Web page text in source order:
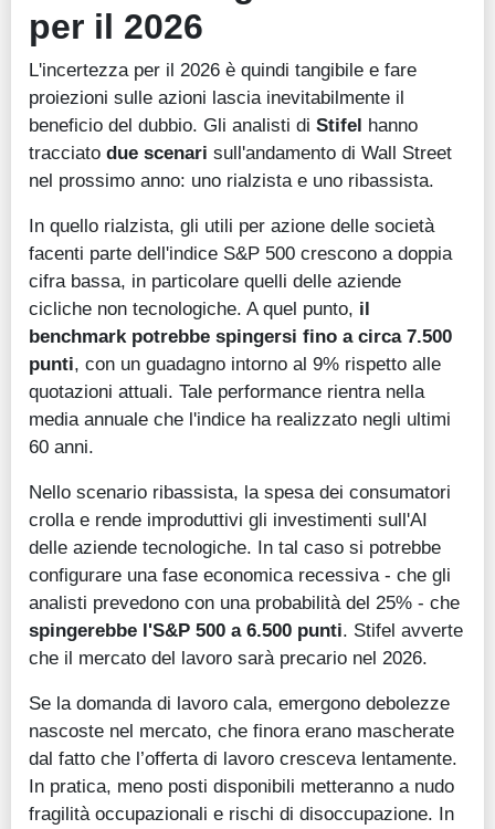
per il 2026
L'incertezza per il 2026 è quindi tangibile e fare
proiezioni sulle azioni lascia inevitabilmente il
beneficio del dubbio. Gli analisti di Stifel hanno
tracciato due scenari sull'andamento di Wall Street
nel prossimo anno: uno rialzista e uno ribassista.
In quello rialzista, gli utili per azione delle società
facenti parte dell'indice S&P 500 crescono a doppia
cifra bassa, in particolare quelli delle aziende
cicliche non tecnologiche. A quel punto, il
benchmark potrebbe spingersi fino a circa 7.500
punti, con un guadagno intorno al 9% rispetto alle
quotazioni attuali. Tale performance rientra nella
media annuale che l'indice ha realizzato negli ultimi
60 anni.
Nello scenario ribassista, la spesa dei consumatori
crolla e rende improduttivi gli investimenti sull'AI
delle aziende tecnologiche. In tal caso si potrebbe
configurare una fase economica recessiva - che gli
analisti prevedono con una probabilità del 25% - che
spingerebbe l'S&P 500 a 6.500 punti. Stifel avverte
che il mercato del lavoro sarà precario nel 2026.
Se la domanda di lavoro cala, emergono debolezze
nascoste nel mercato, che finora erano mascherate
dal fatto che l’offerta di lavoro cresceva lentamente.
In pratica, meno posti disponibili metteranno a nudo
fragilità occupazionali e rischi di disoccupazione. In